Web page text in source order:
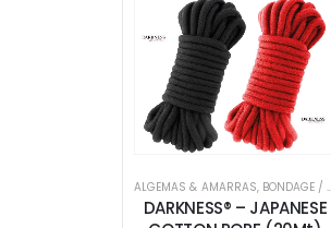
ALGEMAS & AMARRAS, BONDAGE / BDSM
DARKNESS® – JAPANESE